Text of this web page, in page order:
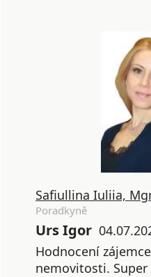
Safiullina Iuliia,
Poradkyně
Urs Igor
Hodnocení
nemovitosti. Super